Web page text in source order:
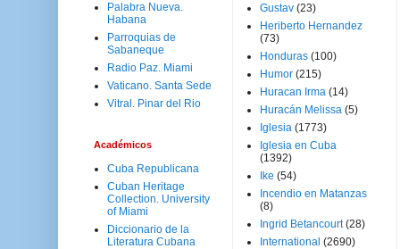
Palabra Nueva.
Habana
Parroquias de
Sabaneque
Radio Paz. Miami
Vaticano. Santa Sede
Vitral. Pinar del Rio
Académicos
Cuba Republicana
Cuban Heritage
Collection. University
of Miami
Diccionario de la
Literatura Cubana
Gustav (23)
Heriberto Hernandez
(73)
Honduras (100)
Humor (215)
Huracan Irma (14)
Huracán Melissa (5)
Iglesia (1773)
Iglesia en Cuba
(1392)
Ike (54)
Incendio en Matanzas
(8)
Ingrid Betancourt (28)
International (2690)